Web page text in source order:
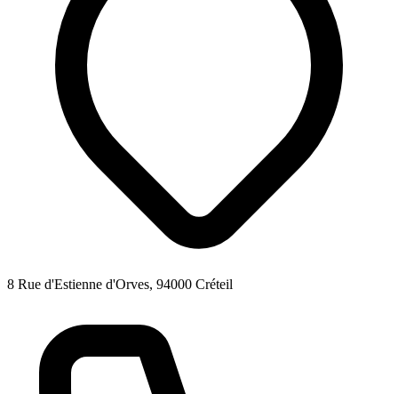
8 Rue d'Estienne d'Orves, 94000 Créteil